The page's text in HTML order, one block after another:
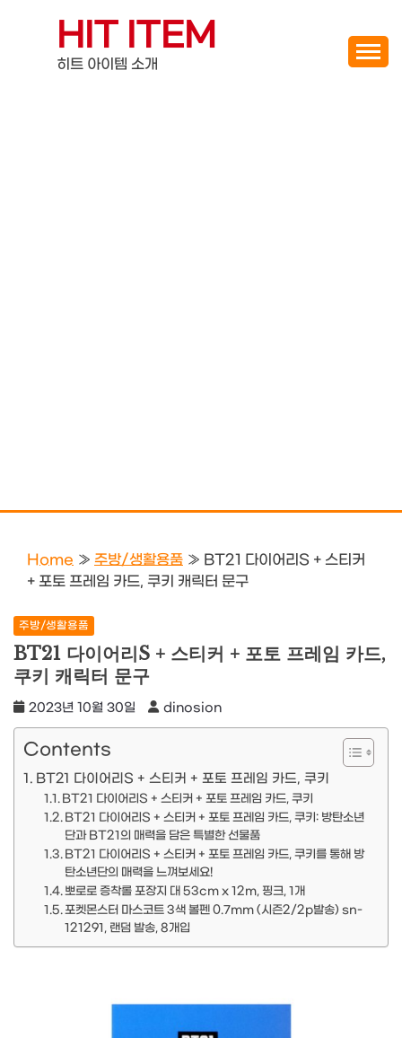
contentHIT ITEM
히트 아이템 소개
Home » 주방/생활용품 » BT21 다이어리S + 스티커
+ 포토 프레임 카드, 쿠키 캐릭터 문구
주방/생활용품
BT21 다이어리S + 스티커 + 포토 프레임 카드,
쿠키 캐릭터 문구
2023년 10월 30일 dinosion
Contents
BT21 다이어리S + 스티커 + 포토 프레임 카드, 쿠키
BT21 다이어리S + 스티커 + 포토 프레임 카드, 쿠키
BT21 다이어리S + 스티커 + 포토 프레임 카드, 쿠키: 방탄소년
단과 BT21의 매력을 담은 특별한 선물품
BT21 다이어리S + 스티커 + 포토 프레임 카드, 쿠키를 통해 방
탄소년단의 매력을 느껴보세요!
뽀로로 증착롤 포장지 대 53cm x 12m, 핑크, 1개
포켓몬스터 마스코트 3색 볼펜 0.7mm (시즌2/2p발송) sn-
121291, 랜덤 발송, 8개입